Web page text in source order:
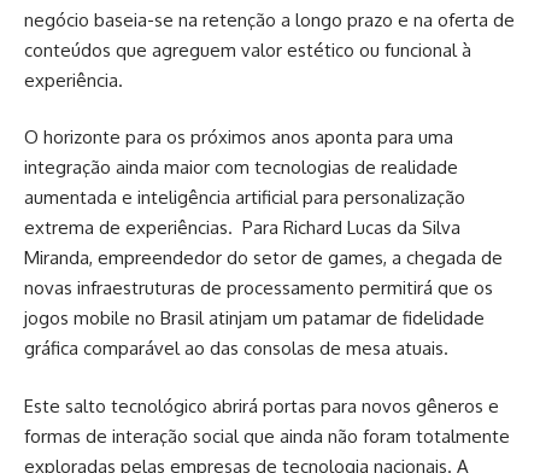
negócio baseia-se na retenção a longo prazo e na oferta de
conteúdos que agreguem valor estético ou funcional à
experiência.
O horizonte para os próximos anos aponta para uma
integração ainda maior com tecnologias de realidade
aumentada e inteligência artificial para personalização
extrema de experiências. Para Richard Lucas da Silva
Miranda, empreendedor do setor de games, a chegada de
novas infraestruturas de processamento permitirá que os
jogos mobile no Brasil atinjam um patamar de fidelidade
gráfica comparável ao das consolas de mesa atuais.
Este salto tecnológico abrirá portas para novos gêneros e
formas de interação social que ainda não foram totalmente
exploradas pelas empresas de tecnologia nacionais. A